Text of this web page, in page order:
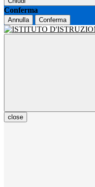
Conferma
Annulla Conferma
close